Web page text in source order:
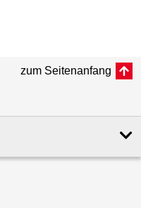
zum Seitenanfang